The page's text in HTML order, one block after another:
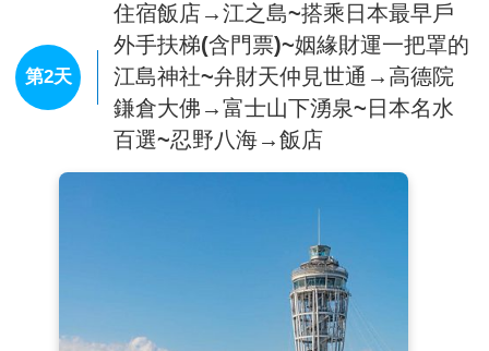
第2天
住宿飯店→江之島~搭乘日本最早戶
外手扶梯(含門票)~姻緣財運一把罩的
江島神社~弁財天仲見世通→高德院
鎌倉大佛→富士山下湧泉~日本名水
百選~忍野八海→飯店